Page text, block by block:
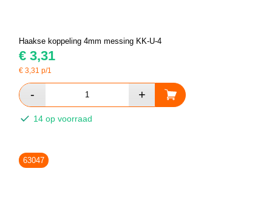
Haakse koppeling 4mm messing KK-U-4
€ 3,31
€3,31 p/1
14 op voorraad
63047